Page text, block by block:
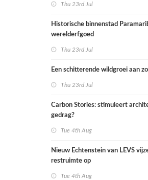
Thu 23rd Jul
Historische binnenstad
werelderfgoed
Thu 23rd Jul
Een schitterende wildgroei aan
Thu 23rd Jul
Carbon Stories: stimuleert
gedrag?
Tue 4th Aug
Nieuw Echtenstein van LEVS
restruimte op
Tue 4th Aug